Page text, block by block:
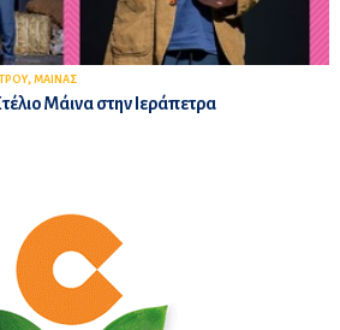
, ΜΑΙΝΑΣ
Μάινα στην Ιεράπετρα